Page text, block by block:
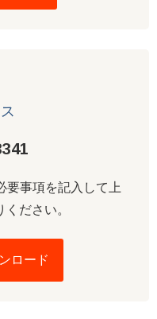
要事項を記入して上
ださい。
ロード